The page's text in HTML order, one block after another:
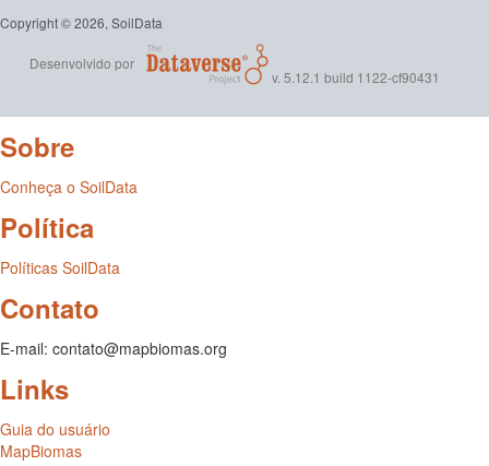
Copyright © 2026, SoilData
Desenvolvido por
v. 5.12.1 build 1122-cf90431
Sobre
Conheça o SoilData
Política
Políticas SoilData
Contato
E-mail: contato@mapbiomas.org
Links
Guia do usuário
MapBiomas